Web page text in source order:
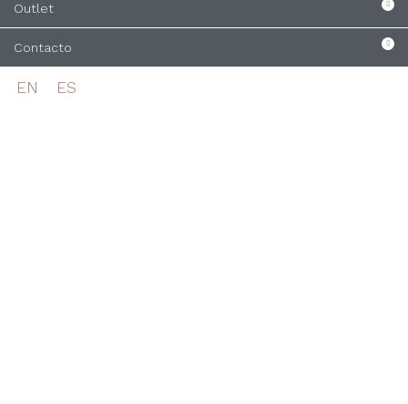
Outlet
Contacto
EN ES